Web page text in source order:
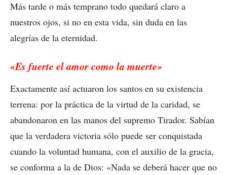
Más tarde o más temprano todo quedará claro a
nuestros ojos, si no en esta vida, sin duda en las
alegrías de la eternidad.
«Es fuerte el amor como la muerte»
Exactamente así actuaron los santos en su existencia
terrena: por la práctica de la virtud de la caridad, se
abandonaron en las manos del supremo Tirador. Sabían
que la verdadera victoria sólo puede ser conquistada
cuando la voluntad humana, con el auxilio de la gracia,
se conforma a la de Dios: «Nada se deberá hacer que no